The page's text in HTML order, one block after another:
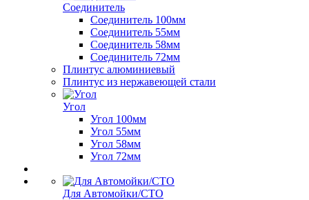
Соединитель
Соединитель 100мм
Соединитель 55мм
Соединитель 58мм
Соединитель 72мм
Плинтус алюминиевый
Плинтус из нержавеющей стали
Угол
Угол 100мм
Угол 55мм
Угол 58мм
Угол 72мм
Для Автомойки/СТО